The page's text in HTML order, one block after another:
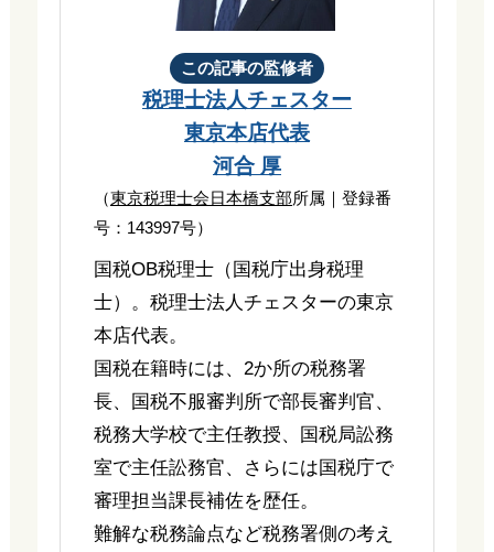
この記事の監修者
税理士法人チェスター
東京本店代表
河合 厚
（東京税理士会日本橋支部所属｜登録番
号：143997号）
国税OB税理士（国税庁出身税理
士）。税理士法人チェスターの東京
本店代表。
国税在籍時には、2か所の税務署
長、国税不服審判所で部長審判官、
税務大学校で主任教授、国税局訟務
室で主任訟務官、さらには国税庁で
審理担当課長補佐を歴任。
難解な税務論点など税務署側の考え